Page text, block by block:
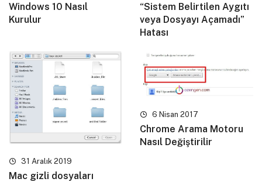
Windows 10 Nasıl
Kurulur
“Sistem Belirtilen Aygıtı
veya Dosyayı Açamadı”
Hatası
31 Aralık 2019
Mac gizli dosyaları
6 Nisan 2017
Chrome Arama Motoru
Nasıl Değiştirilir